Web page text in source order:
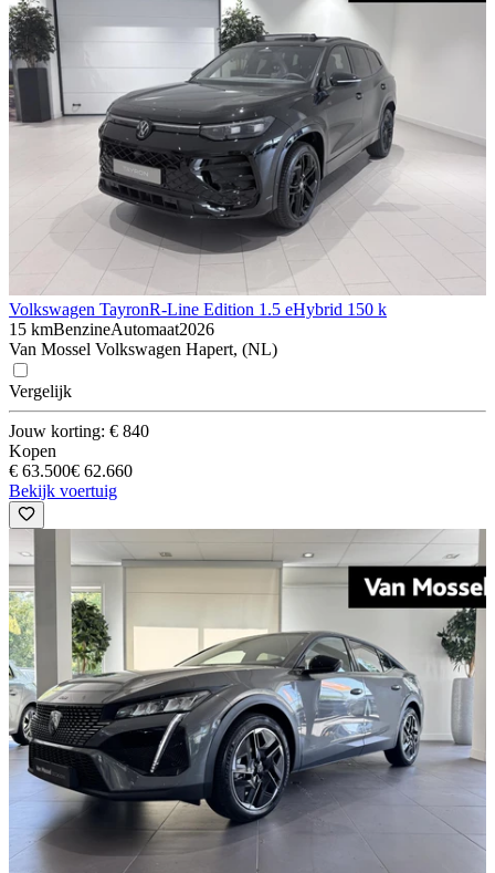
Volkswagen TayronR-Line Edition 1.5 eHybrid 150 k
15 kmBenzineAutomaat2026
Van Mossel Volkswagen Hapert, (NL)
Vergelijk
Jouw korting: € 840
Kopen
€ 63.500€ 62.660
Bekijk voertuig